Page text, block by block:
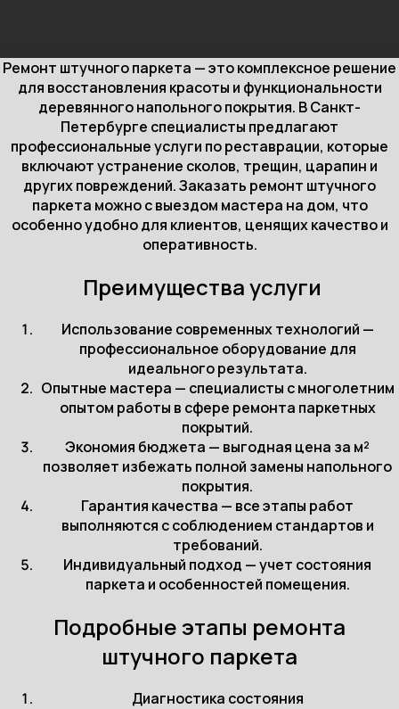
Ремонт штучного паркета — это комплексное решение
для восстановления красоты и функциональности
деревянного напольного покрытия. В Санкт-
Петербурге специалисты предлагают
профессиональные услуги по реставрации, которые
включают устранение сколов, трещин, царапин и
других повреждений. Заказать ремонт штучного
паркета можно с выездом мастера на дом, что
особенно удобно для клиентов, ценящих качество и
оперативность.
Преимущества услуги
Использование современных технологий —
профессиональное оборудование для
идеального результата.
Опытные мастера — специалисты с многолетним
опытом работы в сфере ремонта паркетных
покрытий.
Экономия бюджета — выгодная цена за м²
позволяет избежать полной замены напольного
покрытия.
Гарантия качества — все этапы работ
выполняются с соблюдением стандартов и
требований.
Индивидуальный подход — учет состояния
паркета и особенностей помещения.
Подробные этапы ремонта
штучного паркета
Диагностика состояния